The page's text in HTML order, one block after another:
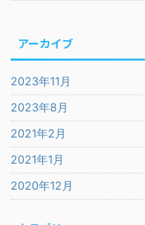
アーカイブ
2023年11月
2023年8月
2021年2月
2021年1月
2020年12月